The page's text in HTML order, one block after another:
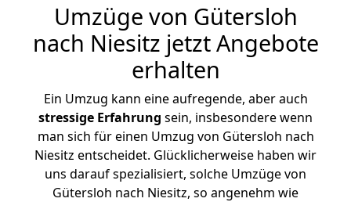
Umzüge von Gütersloh
nach Niesitz jetzt Angebote
erhalten
Ein Umzug kann eine aufregende, aber auch
stressige Erfahrung sein, insbesondere wenn
man sich für einen Umzug von Gütersloh nach
Niesitz entscheidet. Glücklicherweise haben wir
uns darauf spezialisiert, solche Umzüge von
Gütersloh nach Niesitz, so angenehm wie